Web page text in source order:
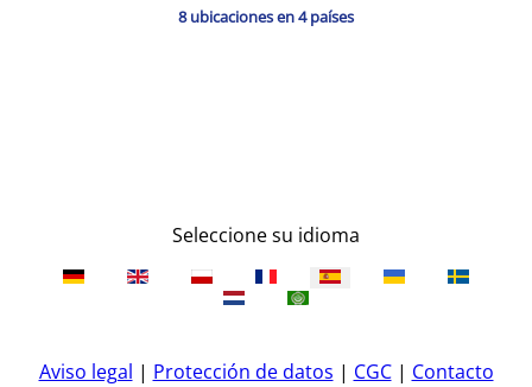
8 ubicaciones en 4 países
Seleccione su idioma
Aviso legal | Protección de datos | CGC| Contacto